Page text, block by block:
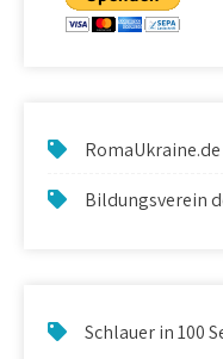
RomaUkraine.de
Bildungsverein
Schlauer in 100